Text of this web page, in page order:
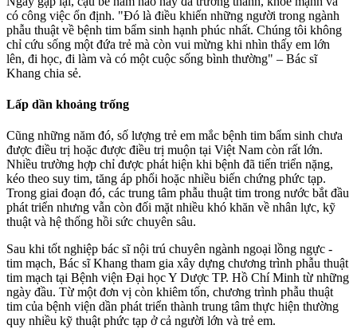
có công việc ổn định. "Đó là điều khiến những người trong ngành
phẫu thuật về bệnh tim bẩm sinh hạnh phúc nhất. Chúng tôi không
chỉ cứu sống một đứa trẻ mà còn vui mừng khi nhìn thấy em lớn
lên, đi học, đi làm và có một cuộc sống bình thường" – Bác sĩ
Khang chia sẻ.
Lấp dần khoảng trống
Cũng những năm đó, số lượng trẻ em mắc bệnh tim bẩm sinh chưa
được điều trị hoặc được điều trị muộn tại Việt Nam còn rất lớn.
Nhiều trường hợp chỉ được phát hiện khi bệnh đã tiến triển nặng,
kéo theo suy tim, tăng áp phổi hoặc nhiều biến chứng phức tạp.
Trong giai đoạn đó, các trung tâm phẫu thuật tim trong nước bắt đầu
phát triển nhưng vẫn còn đối mặt nhiều khó khăn về nhân lực, kỹ
thuật và hệ thống hồi sức chuyên sâu.
Sau khi tốt nghiệp bác sĩ nội trú chuyên ngành ngoại lồng ngực -
tim mạch, Bác sĩ Khang tham gia xây dựng chương trình phẫu thuật
tim mạch tại Bệnh viện Đại học Y Dược TP. Hồ Chí Minh từ những
ngày đầu. Từ một đơn vị còn khiêm tốn, chương trình phẫu thuật
tim của bệnh viện dần phát triển thành trung tâm thực hiện thường
quy nhiều kỹ thuật phức tạp ở cả người lớn và trẻ em.